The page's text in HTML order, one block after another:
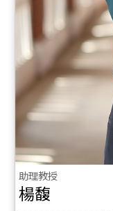
助理教授
楊馥